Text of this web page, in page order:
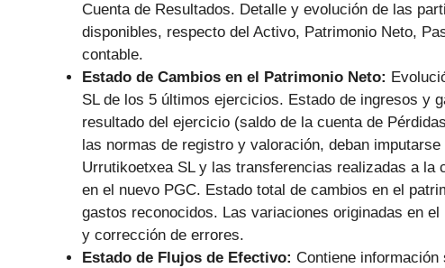
Cuenta de Resultados. Detalle y evolución de las
disponibles, respecto del Activo, Patrimonio Neto,
contable.
Estado de Cambios en el Patrimonio Neto:
SL de los 5 últimos ejercicios. Estado de ingresos y
resultado del ejercicio (saldo de la cuenta de
las normas de registro y valoración, deban
Urrutikoetxea SL y las transferencias realizadas a
en el nuevo PGC. Estado total de cambios en el
gastos reconocidos. Las variaciones originadas en
y corrección de errores.
Estado de Flujos de Efectivo: Contiene